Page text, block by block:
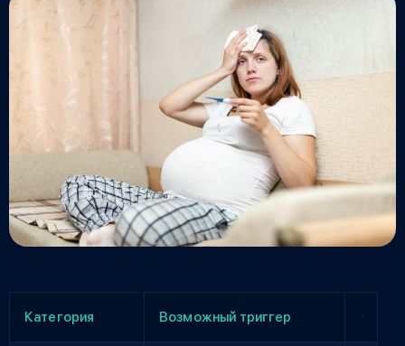
Категория Возможный триггер